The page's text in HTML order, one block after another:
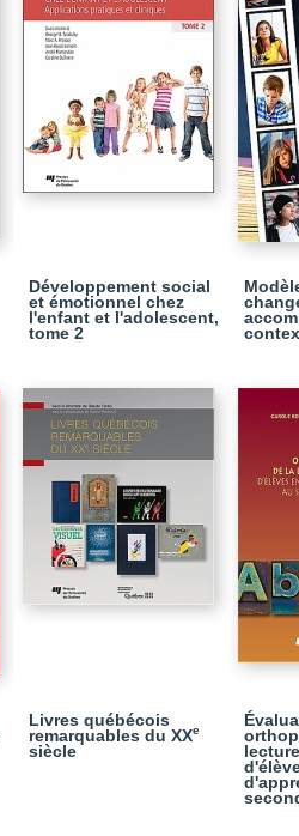
Développement social
et émotionnel chez
l'enfant et l'adolescent,
tome 2
Livres québécois
remarquables du XXe
siècle